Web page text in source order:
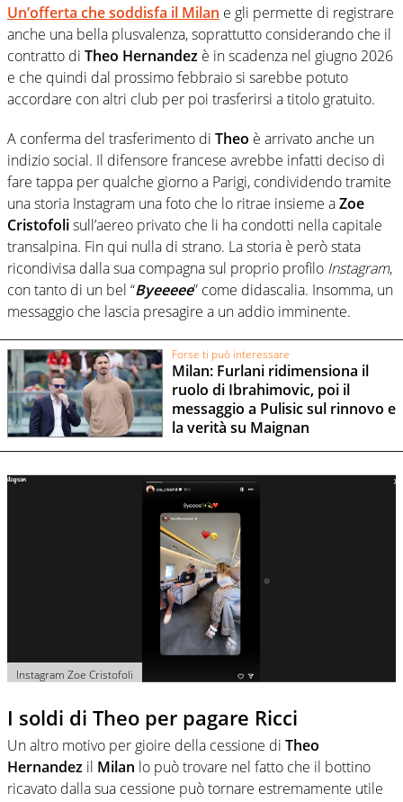
Un’offerta che soddisfa il Milan e gli permette di registrare
anche una bella plusvalenza, soprattutto considerando che il
contratto di Theo Hernandez è in scadenza nel giugno 2026
e che quindi dal prossimo febbraio si sarebbe potuto
accordare con altri club per poi trasferirsi a titolo gratuito.
A conferma del trasferimento di Theo è arrivato anche un
indizio social. Il difensore francese avrebbe infatti deciso di
fare tappa per qualche giorno a Parigi, condividendo tramite
una storia Instagram una foto che lo ritrae insieme aZoe
Cristofolisull’aereo privato che li ha condotti nella capitale
transalpina. Fin qui nulla di strano. La storia è però stata
ricondivisa dalla sua compagna sul proprio profilo Instagram,
con tanto di un bel “Byeeeee” come didascalia. Insomma, un
messaggio che lascia presagire a un addio imminente.
Forse ti può interessare
Milan: Furlani ridimensiona il
ruolo di Ibrahimovic, poi il
messaggio a Pulisic sul rinnovo e
la verità su Maignan
Instagram Zoe Cristofoli
I soldi di Theo per pagare Ricci
Un altro motivo per gioire della cessione di Theo
Hernandez il Milan lo può trovare nel fatto che il bottino
ricavato dalla sua cessione può tornare estremamente utile